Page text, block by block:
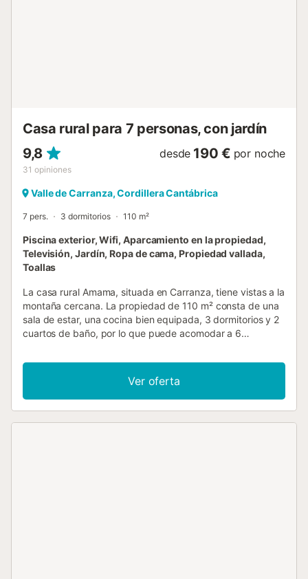
Casa rural para 7 personas, con jardín
9,8
31 opiniones
desde 190 € por noche
Valle de Carranza, Cordillera Cantábrica
7 pers. 3 dormitorios 110 m²
Piscina exterior, Wifi, Aparcamiento en la propiedad,
Televisión, Jardín, Ropa de cama, Propiedad vallada,
Toallas
La casa rural Amama, situada en Carranza, tiene vistas a la
montaña cercana. La propiedad de 110 m² consta de una
sala de estar, una cocina bien equipada, 3 dormitorios y 2
cuartos de baño, por lo que puede acomodar a 6
Fi y lavadora. También hay una cuna disponible. Esta
propiedad de alquiler vacacional dispone de una piscina
privada, jardín y zona de barbacoa. Hay aparcamiento
disponible en la propiedad. No se permiten mascotas,
Ver oferta